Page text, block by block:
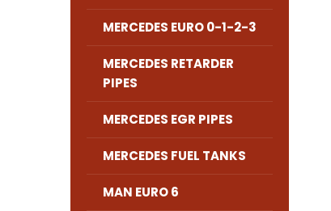
MERCEDES EURO 0-1-2-3
MERCEDES RETARDER
PIPES
MERCEDES EGR PIPES
MERCEDES FUEL TANKS
MAN EURO 6